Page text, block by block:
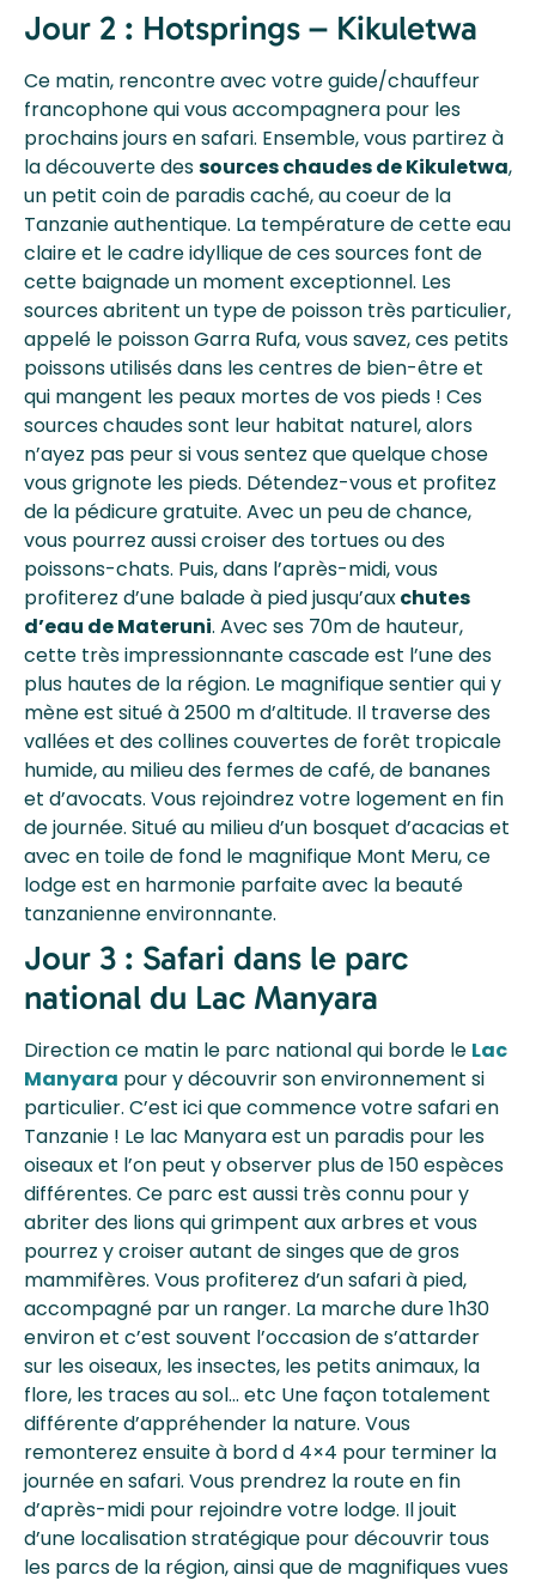
Jour 2 : Hotsprings – Kikuletwa
Ce matin, rencontre avec votre guide/chauffeur
francophone qui vous accompagnera pour les
prochains jours en safari. Ensemble, vous partirez à
la découverte dessources chaudes de Kikuletwa,
un petit coin de paradis caché, au coeur de la
Tanzanie authentique. La température de cette eau
claire et le cadre idyllique de ces sources font de
cette baignade un moment exceptionnel. Les
sources abritent un type de poisson très particulier,
appelé le poisson Garra Rufa, vous savez, ces petits
poissons utilisés dans les centres de bien-être et
qui mangent les peaux mortes de vos pieds ! Ces
sources chaudes sont leur habitat naturel, alors
n’ayez pas peur si vous sentez que quelque chose
vous grignote les pieds. Détendez-vous et profitez
de la pédicure gratuite. Avec un peu de chance,
vous pourrez aussi croiser des tortues ou des
poissons-chats. Puis, dans l’après-midi, vous
profiterez d’une balade à pied jusqu’auxchutes
d’eau de Materuni. Avec ses 70m de hauteur,
cette très impressionnante cascade est l’une des
plus hautes de la région. Le magnifique sentier qui y
mène est situé à 2500 m d’altitude. Il traverse des
vallées et des collines couvertes de forêt tropicale
humide, au milieu des fermes de café, de bananes
et d’avocats. Vous rejoindrez votre logement en fin
de journée. Situé au milieu d’un bosquet d’acacias et
avec en toile de fond le magnifique Mont Meru, ce
lodge est en harmonie parfaite avec la beauté
tanzanienne environnante.
Jour 3 : Safari dans le parc
national du Lac Manyara
Direction ce matin le parc national qui borde le Lac
Manyara pour y découvrir son environnement si
particulier. C’est ici que commence votre safari en
Tanzanie ! Le lac Manyara est un paradis pour les
oiseaux et l’on peut y observer plus de 150 espèces
différentes. Ce parc est aussi très connu pour y
abriter des lions qui grimpent aux arbres et vous
pourrez y croiser autant de singes que de gros
mammifères. Vous profiterez d’un safari à pied,
accompagné par un ranger. La marche dure 1h30
environ et c’est souvent l’occasion de s’attarder
sur les oiseaux, les insectes, les petits animaux, la
flore, les traces au sol… etc Une façon totalement
différente d’appréhender la nature. Vous
remonterez ensuite à bord d 4×4 pour terminer la
journée en safari. Vous prendrez la route en fin
d’après-midi pour rejoindre votre lodge. Il jouit
d’une localisation stratégique pour découvrir tous
les parcs de la région, ainsi que de magnifiques vues